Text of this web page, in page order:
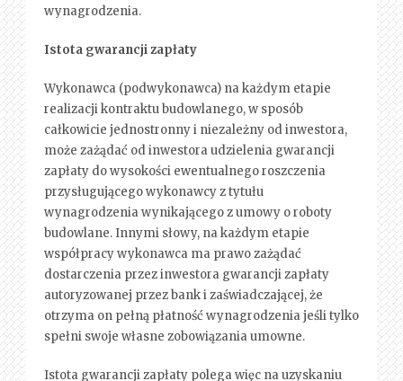
wynagrodzenia.
Istota gwarancji zapłaty
Wykonawca (podwykonawca) na każdym etapie
realizacji kontraktu budowlanego, w sposób
całkowicie jednostronny i niezależny od inwestora,
może zażądać od inwestora udzielenia gwarancji
zapłaty do wysokości ewentualnego roszczenia
przysługującego wykonawcy z tytułu
wynagrodzenia wynikającego z umowy o roboty
budowlane. Innymi słowy, na każdym etapie
współpracy wykonawca ma prawo zażądać
dostarczenia przez inwestora gwarancji zapłaty
autoryzowanej przez bank i zaświadczającej, że
otrzyma on pełną płatność wynagrodzenia jeśli tylko
spełni swoje własne zobowiązania umowne.
Istota gwarancji zapłaty polega więc na uzyskaniu